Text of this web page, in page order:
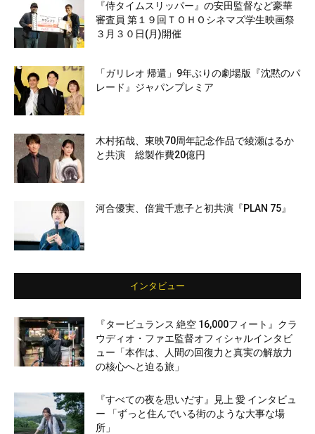
『侍タイムスリッパー』の安田監督など豪華
審査員 第１９回ＴＯＨＯシネマズ学生映画祭
３月３０日(月)開催
「ガリレオ 帰還」9年ぶりの劇場版『沈黙のパ
レード』ジャパンプレミア
木村拓哉、東映70周年記念作品で綾瀬はるか
と共演 総製作費20億円
河合優実、倍賞千恵子と初共演『PLAN 75』
インタビュー
『タービュランス 絶空 16,000フィート』クラ
ウディオ・ファエ監督オフィシャルインタビ
ュー「本作は、人間の回復力と真実の解放力
の核心へと迫る旅」
『すべての夜を思いだす』見上 愛 インタビュ
ー 「ずっと住んでいる街のような大事な場
所」